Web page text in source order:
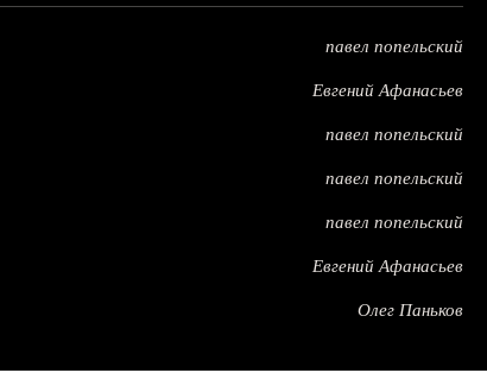
павел попельский
Евгений Афанасьев
павел попельский
павел попельский
павел попельский
Евгений Афанасьев
Олег Паньков